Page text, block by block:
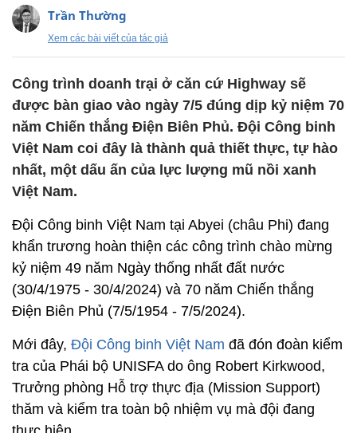
Trần Thường
Xem các bài viết của tác giả
Công trình doanh trại ở căn cứ Highway sẽ
được bàn giao vào ngày 7/5 đúng dịp kỷ niệm 70
năm Chiến thắng Điện Biên Phủ. Đội Công binh
Việt Nam coi đây là thành quả thiết thực, tự hào
nhất, một dấu ấn của lực lượng mũ nồi xanh
Việt Nam.
Đội Công binh Việt Nam tại Abyei (châu Phi) đang
khẩn trương hoàn thiện các công trình chào mừng
kỷ niệm 49 năm Ngày thống nhất đất nước
(30/4/1975 - 30/4/2024) và 70 năm Chiến thắng
Điện Biên Phủ (7/5/1954 - 7/5/2024).
Mới đây, Đội Công binh Việt Nam đã đón đoàn kiểm
tra của Phái bộ UNISFA do ông Robert Kirkwood,
Trưởng phòng Hỗ trợ thực địa (Mission Support)
thăm và kiểm tra toàn bộ nhiệm vụ mà đội đang